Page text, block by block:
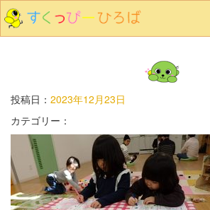
投稿日： 2023年12月23日
カテゴリー：